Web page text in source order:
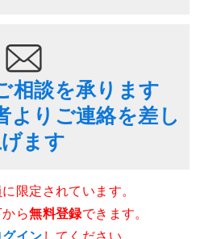
相談を承ります
よりご連絡を差し
ます
限定されています。
ら無料登録できます。